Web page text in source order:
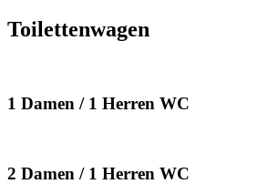
Toilettenwagen
1 Damen / 1 Herren WC
2 Damen / 1 Herren WC